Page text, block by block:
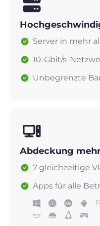
Server in mehr
10-Gbit/s-
Unbegrenzte
Abdeckung
7 gleichzeitige
Apps für alle